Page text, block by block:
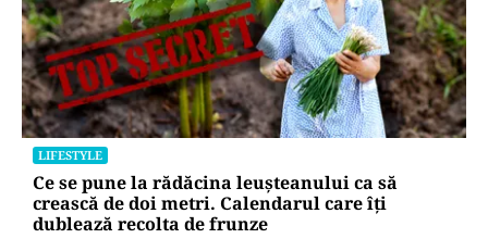
LIFESTYLE
Ce se pune la rădăcina leușteanului ca să
crească de doi metri. Calendarul care îți
dublează recolta de frunze